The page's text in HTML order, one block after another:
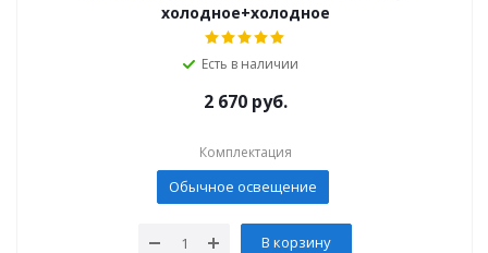
холодное+холодное
Есть в наличии
2 670руб.
Комплектация
Обычное освещение
В корзину